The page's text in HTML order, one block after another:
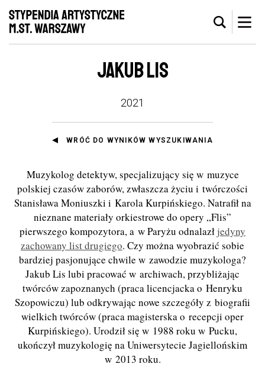
JAKUB LIS
2021
WRÓĆ DO WYNIKÓW WYSZUKIWANIA
Muzykolog detektyw, specjalizujący się w muzyce
polskiej czasów zaborów, zwłaszcza życiu i twórczości
Stanisława Moniuszki i Karola Kurpińskiego. Natrafił na
nieznane materiały orkiestrowe do opery „Flis”
pierwszego kompozytora, a w Paryżu odnalazł jedyny
zachowany list drugiego. Czy można wyobrazić sobie
bardziej pasjonujące chwile w zawodzie muzykologa?
Jakub Lis lubi pracować w archiwach, przybliżając
twórców zapoznanych (praca licencjacka o Henryku
Szopowiczu) lub odkrywając nowe szczegóły z biografii
wielkich twórców (praca magisterska o recepcji oper
Kurpińskiego). Urodził się w 1988 roku w Pucku,
ukończył muzykologię na Uniwersytecie Jagiellońskim
w 2013 roku.